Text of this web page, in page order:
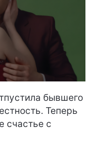
бывшего
Теперь
счастье с